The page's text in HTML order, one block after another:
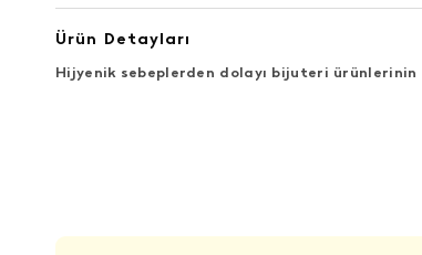
Ürün Detayları
Hijyenik sebeplerden dolayı bijuteri